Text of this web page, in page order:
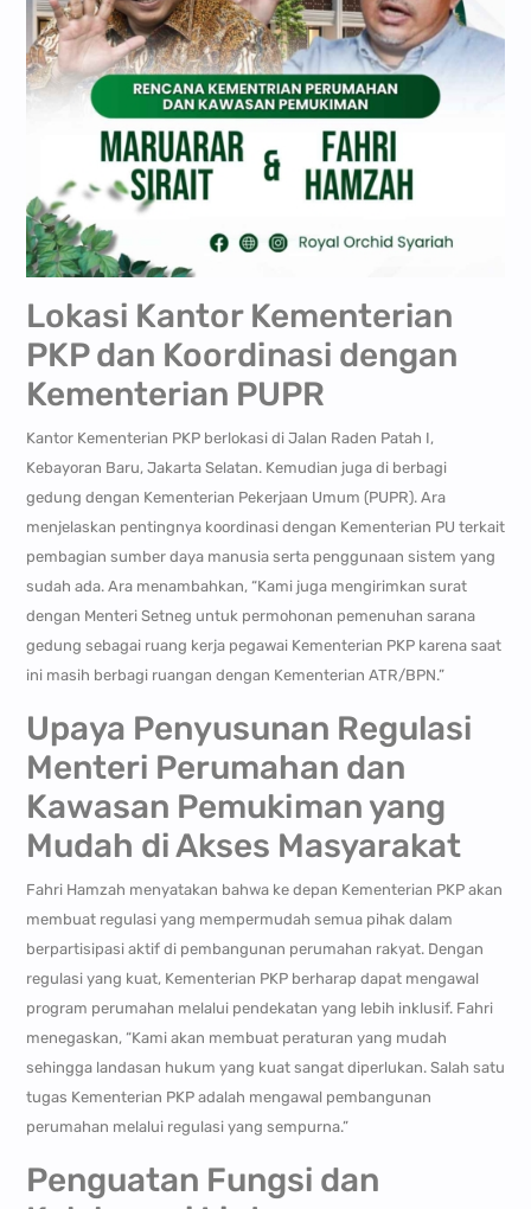
Lokasi Kantor Kementerian
PKP dan Koordinasi dengan
Kementerian PUPR
Kantor Kementerian PKP berlokasi di Jalan Raden Patah I,
Kebayoran Baru, Jakarta Selatan. Kemudian juga di berbagi
gedung dengan Kementerian Pekerjaan Umum (PUPR). Ara
menjelaskan pentingnya koordinasi dengan Kementerian PU terkait
pembagian sumber daya manusia serta penggunaan sistem yang
sudah ada. Ara menambahkan, “Kami juga mengirimkan surat
dengan Menteri Setneg untuk permohonan pemenuhan sarana
gedung sebagai ruang kerja pegawai Kementerian PKP karena saat
ini masih berbagi ruangan dengan Kementerian ATR/BPN.”
Upaya Penyusunan Regulasi
Menteri Perumahan dan
Kawasan Pemukiman yang
Mudah di Akses Masyarakat
Fahri Hamzah menyatakan bahwa ke depan Kementerian PKP akan
membuat regulasi yang mempermudah semua pihak dalam
berpartisipasi aktif di pembangunan perumahan rakyat. Dengan
regulasi yang kuat, Kementerian PKP berharap dapat mengawal
program perumahan melalui pendekatan yang lebih inklusif. Fahri
menegaskan, “Kami akan membuat peraturan yang mudah
sehingga landasan hukum yang kuat sangat diperlukan. Salah satu
tugas Kementerian PKP adalah mengawal pembangunan
perumahan melalui regulasi yang sempurna.”
Penguatan Fungsi dan